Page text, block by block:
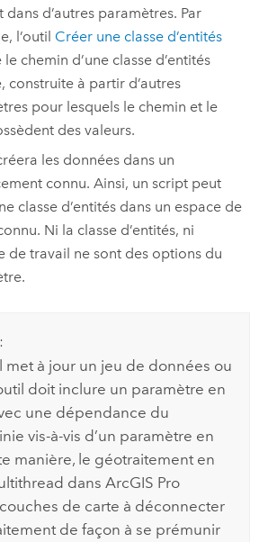
dans d’autres paramètres. Par
l’outil Créer une classe d’entités
chemin d’une classe d’entités
construite à partir d’autres
pour lesquels le chemin et le
des valeurs.
les données dans un
connu. Ainsi, un script peut
classe d’entités dans un espace de
Ni la classe d’entités, ni
de travail ne sont des options du
met à jour un jeu de données ou
doit inclure un paramètre en
une dépendance du
vis-à-vis d’un paramètre en
manière, le géotraitement en
dansArcGIS Pro
de carte à déconnecter
de façon à se prémunir